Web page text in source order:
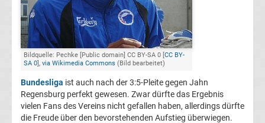
League
Europa
League
Europa
Bildquelle: Pechke [Public domain] CC BY-SA 0 [CC BY-
SA 0], via Wikimedia Commons (Bild bearbeitet)
Bundesliga ist auch nach der 3:5-Pleite gegen Jahn
Regensburg perfekt gewesen. Zwar dürfte das Ergebnis
vielen Fans des Vereins nicht gefallen haben, allerdings dürfte
die Freude über den bevorstehenden Aufstieg überwiegen.